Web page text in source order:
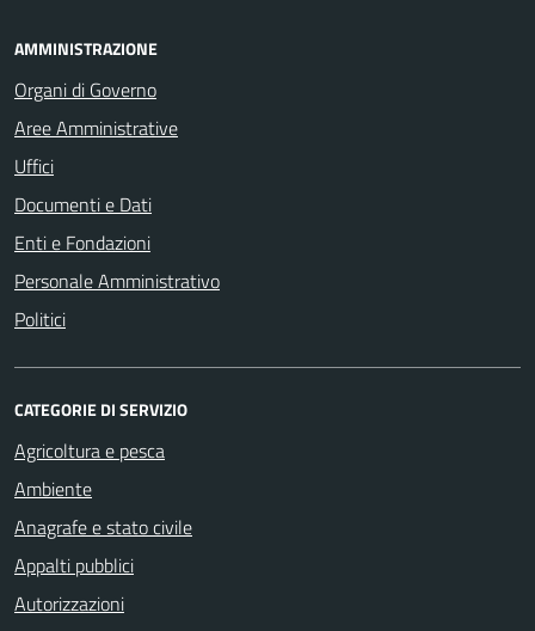
AMMINISTRAZIONE
Organi di Governo
Aree Amministrative
Uffici
Documenti e Dati
Enti e Fondazioni
Personale Amministrativo
Politici
CATEGORIE DI SERVIZIO
Agricoltura e pesca
Ambiente
Anagrafe e stato civile
Appalti pubblici
Autorizzazioni